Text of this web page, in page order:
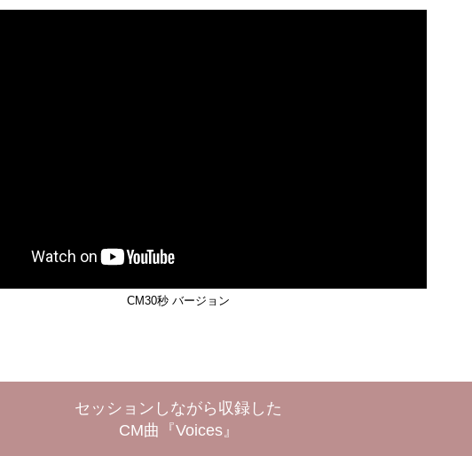
CM30秒 バージョン
セッションしながら収録した
CM曲『Voices』